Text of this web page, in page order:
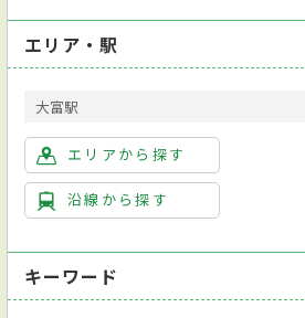
エリア・駅
大富駅
エリアから探す
沿線から探す
キーワード